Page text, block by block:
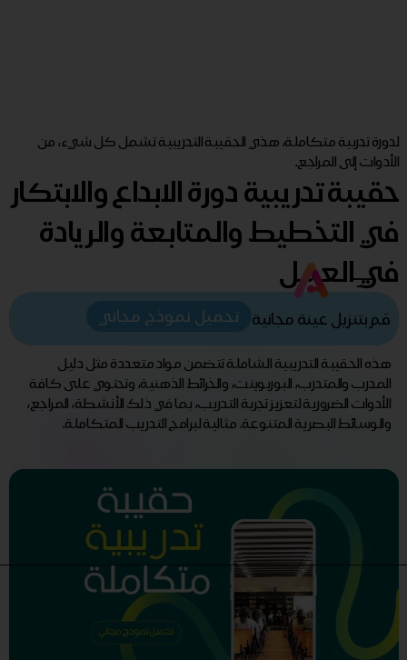
لدورة تدربية متكاملة، هذي الحقيبة التدريبية تشمل كل شيء، من
الأدوات إلى المراجع.
حقيبة تدريبية دورة الابداع والابتكار
في التخطيط والمتابعة والريادة
في العمل
قم بتنزيل عينة مجانية تحميل نموذج مجاني
هذه الحقيبة التدريبية الشاملة تتضمن مواد متعددة مثل دليل
المدرب والمتدرب، البوربوينت، والخرائط الذهنية، وتحتوي على كافة
الأدوات الضرورية لتعزيز تجربة التدريب، بما في ذلك الأنشطة، المراجع،
والوسائط البصرية المتنوعة. مثالية لبرامج التدريب المتكاملة.